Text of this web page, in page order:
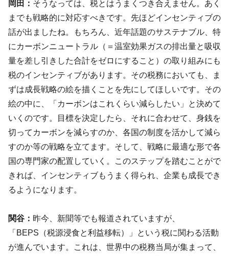
岡田： そうなっては、税とはうまくつき合えません。あく
までも戦略的に対応すべきです。先ほどインセンティブの
話が出ましたね。もちろん、近年話題のサステナブル、特
にカーボンニュートラル（＝温室効果ガスの排出量と吸収
量を差し引きした合計をゼロにすること）の取り組みにも
税のインセンティブがあります。その税務においても、ま
ずは成長戦略の絵を描くことを先にしてほしいです。その
絵の中に、「カーボンはこれくらい減らしたい」と決めて
いくのです。目標を決定したら、それに合わせて、身銭を
切ってカーボンを減らすのか、各国の制度を活かして減ら
すのか等の戦略を立てます。そして、戦略に最適な形で各
国の専門家の配置していく。このステップを踏むことがで
きれば、インセンティブもうまく得られ、企業も成長でき
るようになります。
関谷： 昨今、新聞等でも報道されていますが、
「BEPS（税源浸食と利益移転）」という税に関わる活動
が進んでいます。これは、世界中の税務当局が集まって、